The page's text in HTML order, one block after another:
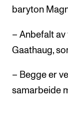
baryton
– Anbefalt
Gaathaug,
– Begge er
samarbeide